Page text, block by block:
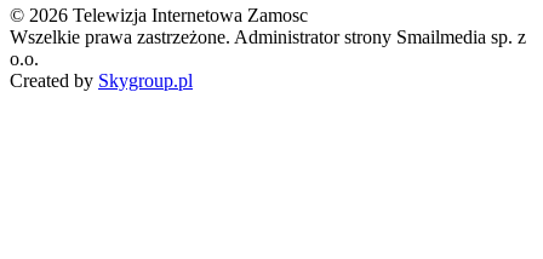
© 2026 Telewizja Internetowa Zamosc
Wszelkie prawa zastrzeżone. Administrator strony Smailmedia sp. z
o.o.
Created by Skygroup.pl